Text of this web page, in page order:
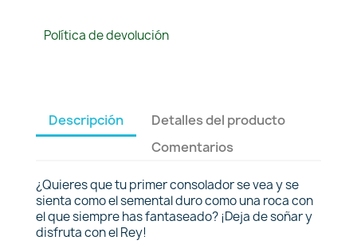
Política de devolución
Descripción
Detalles del producto
Comentarios
¿Quieres que tu primer consolador se vea y se
sienta como el semental duro como una roca con
el que siempre has fantaseado? ¡Deja de soñar y
disfruta con el Rey!